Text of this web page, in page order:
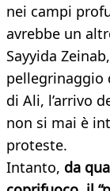
nei campi
avrebbe un
Sayyida
pellegrinaggio
di Ali, l’arrivo
non si mai è
proteste.
Intanto, da